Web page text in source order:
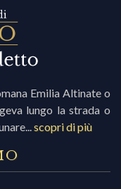
Emilia Altinate o
lungo la strada o
scopri di più